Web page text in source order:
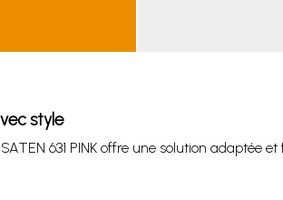
style
631 PINK offre une solution adaptée et